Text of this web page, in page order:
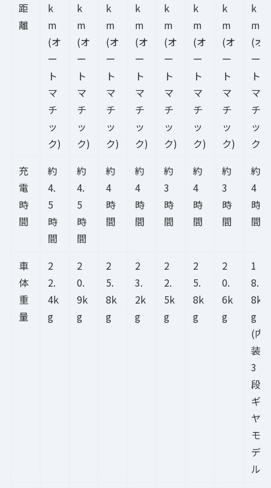
距
離
k
m
(オ
ー
ト
マ
チ
ッ
ク)
k
m
(オ
ー
ト
マ
チ
ッ
ク)
k
m
(オ
ー
ト
マ
チ
ッ
ク)
k
m
(オ
ー
ト
マ
チ
ッ
ク)
k
m
(オ
ー
ト
マ
チ
ッ
ク)
k
m
(オ
ー
ト
マ
チ
ッ
ク)
k
m
(オ
ー
ト
マ
チ
ッ
ク)
k
m
(オ
ー
ト
マ
チ
ッ
ク)
充
電
時
間
約
4.
5
時
間
約
4.
5
時
間
約
4
時
間
約
4
時
間
約
3
時
間
約
4
時
間
約
3
時
間
約
4
時
間
車
体
重
量
2
2.
4k
g
2
0.
9k
g
2
5.
8k
g
2
3.
2k
g
2
2.
5k
g
2
5.
8k
g
2
0.
6k
g
1
8.
8k
g
(内
装
3
段
ギ
ヤ
モ
デ
ル)